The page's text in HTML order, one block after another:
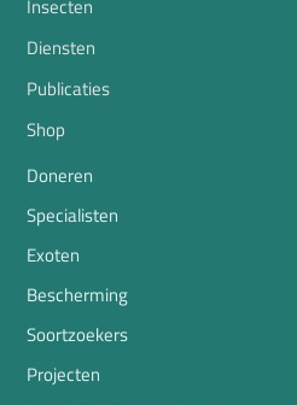
Insecten
Diensten
Publicaties
Shop
Doneren
Specialisten
Exoten
Bescherming
Soortzoekers
Projecten